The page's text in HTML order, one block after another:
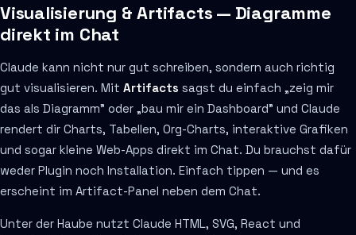
Visualisierung & Artifacts — Diagramme
direkt im Chat
Claude kann nicht nur gut schreiben, sondern auch richtig
gut visualisieren. Mit Artifacts sagst du einfach „zeig mir
das als Diagramm" oder „bau mir ein Dashboard" und Claude
rendert dir Charts, Tabellen, Org-Charts, interaktive Grafiken
und sogar kleine Web-Apps direkt im Chat. Du brauchst dafür
weder Plugin noch Installation. Einfach tippen — und es
erscheint im Artifact-Panel neben dem Chat.
Unter der Haube nutzt Claude HTML, SVG, React und